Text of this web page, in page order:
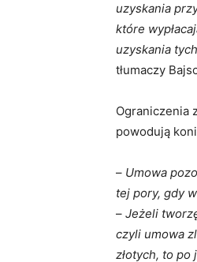
uzyskania
które
uzyskania
tłumaczy
Ograniczenia
powodują
– Umowa
tej pory, gdy
– Jeżeli
czyli umowa
złotych, to